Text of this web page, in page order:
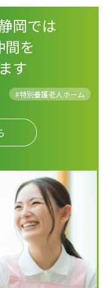
岡では
を
す
#特別養護老人ホーム